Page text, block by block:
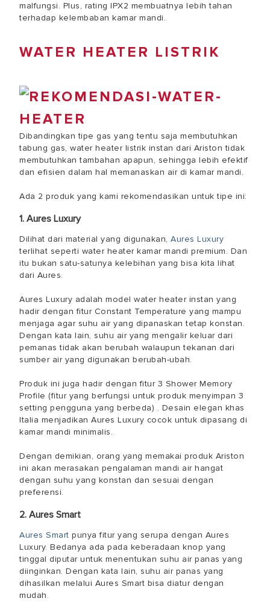
malfungsi. Plus, rating IPX2 membuatnya lebih tahan
terhadap kelembaban kamar mandi.
WATER HEATER LISTRIK
Dibandingkan tipe gas yang tentu saja membutuhkan
tabung gas, water heater listrik instan dari Ariston tidak
membutuhkan tambahan apapun, sehingga lebih efektif
dan efisien dalam hal memanaskan air di kamar mandi.
Ada 2 produk yang kami rekomendasikan untuk tipe ini:
1. Aures Luxury
Dilihat dari material yang digunakan, Aures Luxury
terlihat seperti water heater kamar mandi premium. Dan
itu bukan satu-satunya kelebihan yang bisa kita lihat
dari Aures.
Aures Luxury adalah model water heater instan yang
hadir dengan fitur Constant Temperature yang mampu
menjaga agar suhu air yang dipanaskan tetap konstan.
Dengan kata lain, suhu air yang mengalir keluar dari
pemanas tidak akan berubah walaupun tekanan dari
sumber air yang digunakan berubah-ubah.
Produk ini juga hadir dengan fitur 3 Shower Memory
Profile (fitur yang berfungsi untuk produk menyimpan 3
setting pengguna yang berbeda) . Desain elegan khas
Italia menjadikan Aures Luxury cocok untuk dipasang di
kamar mandi minimalis.
Dengan demikian, orang yang memakai produk Ariston
ini akan merasakan pengalaman mandi air hangat
dengan suhu yang konstan dan sesuai dengan
preferensi.
2. Aures Smart
Aures Smart punya fitur yang serupa dengan Aures
Luxury. Bedanya ada pada keberadaan knop yang
tinggal diputar untuk menentukan suhu air panas yang
diinginkan. Dengan kata lain, suhu air panas yang
dihasilkan melalui Aures Smart bisa diatur dengan
mudah.